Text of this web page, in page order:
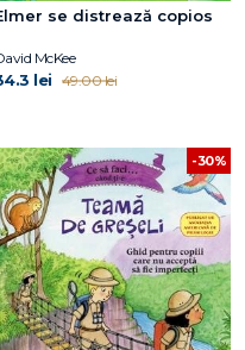
se distrează copios
McKee
lei 49.00 lei
-30%